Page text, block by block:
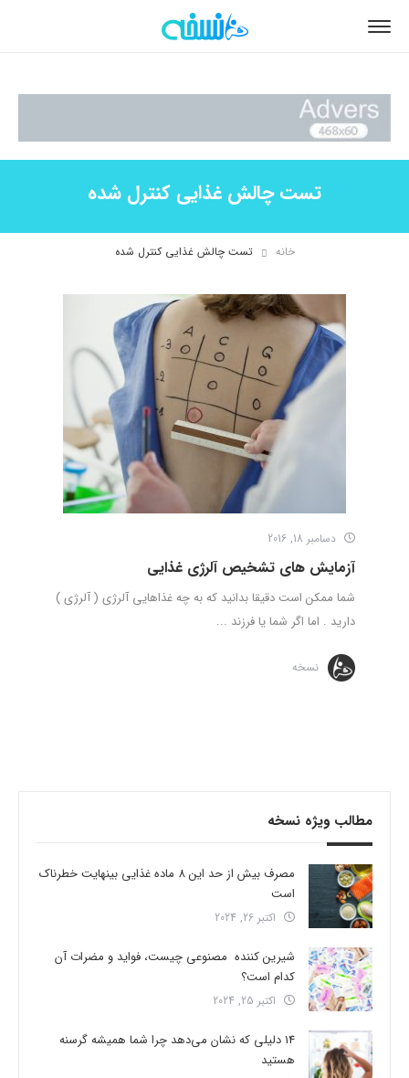
تست چالش غذایی کنترل شده
خانه تست چالش غذایی کنترل شده
دسامبر 18, 2016
آزمایش های تشخیص آلرژی غذایی
شما ممکن است دقیقا بدانید که به چه غذاهایی آلرژی ( آلرژی )
دارید . اما اگر شما یا فرزند ...
نسخه
مطالب ویژه نسخه
مصرف بیش از حد این 8 ماده غذایی بینهایت خطرناک
است
اکتبر 26, 2024
شیرین کننده مصنوعی چیست، فواید و مضرات آن
کدام است؟
اکتبر 25, 2024
14 دلیلی که نشان می‌دهد چرا شما همیشه گرسنه
هستید